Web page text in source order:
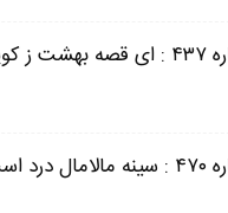
غزل شماره ۴۳۷ : ای قصه بهشت
غزل شماره ۴۷۰ : سینه مالامال